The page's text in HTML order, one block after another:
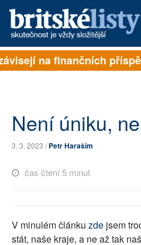
PŘIHLÁSIT
ARCHIV
ROZHOVORY
TÉMATA
AUTOŘI
na finančních
Není úniku,
3. 3. 2023 /Petr Haraším
čas čtení 5 minut
V minulém článku zde jsem
stát, naše kraje, a ne až tak